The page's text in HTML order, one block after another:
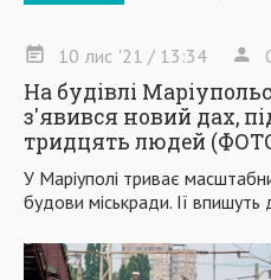
10 лис '21 / 13:34
На будівлі
з'явився новий дах,
тридцять людей
У Маріуполі триває
будови міськради. Ії впишуть